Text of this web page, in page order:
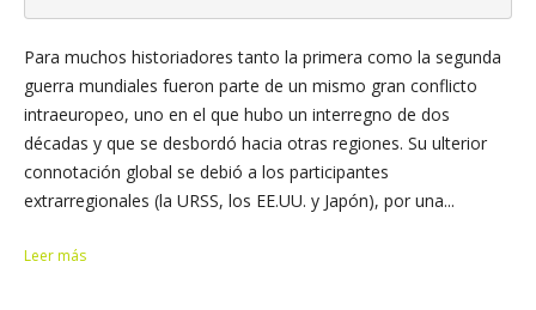
Para muchos historiadores tanto la primera como la segunda
guerra mundiales fueron parte de un mismo gran conflicto
intraeuropeo, uno en el que hubo un interregno de dos
décadas y que se desbordó hacia otras regiones. Su ulterior
connotación global se debió a los participantes
extrarregionales (la URSS, los EE.UU. y Japón), por una...
Leer más